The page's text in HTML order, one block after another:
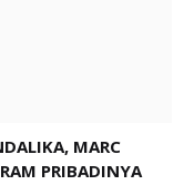
MARC
PRIBADINYA